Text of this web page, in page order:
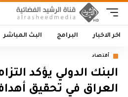
اخر الاخبار البرامج البث المباشر
أقتصاد
البنك الدولي يؤكد
العراق في تحقيق